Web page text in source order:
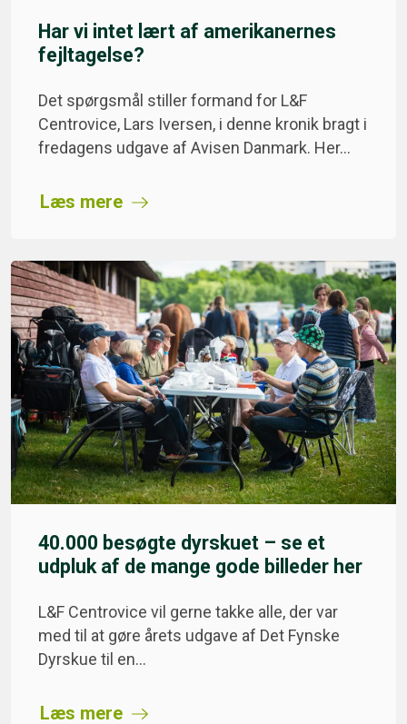
Har vi intet lært af amerikanernes
fejltagelse?
Det spørgsmål stiller formand for L&F
Centrovice, Lars Iversen, i denne kronik bragt i
fredagens udgave af Avisen Danmark. Her…
Læs mere
40.000 besøgte dyrskuet – se et
udpluk af de mange gode billeder her
L&F Centrovice vil gerne takke alle, der var
med til at gøre årets udgave af Det Fynske
Dyrskue til en…
Læs mere